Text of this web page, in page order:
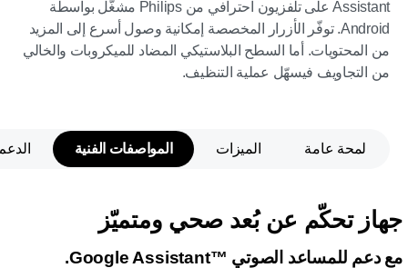
Assistant على تلفزيون احترافي من Philips مشغّل بواسطة
Android. توفّر الأزرار المخصصة إمكانية وصول أسرع إلى المزيد
من المحتويات. أما السطح البلاستيكي المضاد للميكروبات والخالي
من التجاويف فيسهّل عملية التنظيف.
لمحة عامة الميزات المواصفات الفنية
جهاز تحكّم عن بُعد صحي ومتميّز
مع دعم للمساعد الصوتي Google Assistant™‎.